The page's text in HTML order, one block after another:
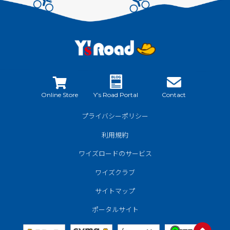
Online Store Y’s Road Portal Contact
プライバシーポリシー
利用規約
ワイズロードのサービス
ワイズクラブ
サイトマップ
ポータルサイト